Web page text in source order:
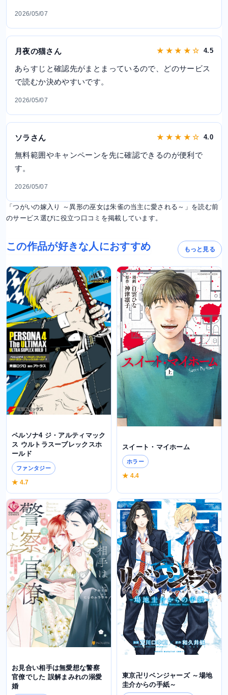
2026/05/07
月夜の猫さん ★ ★ ★ ★ ☆ 4.5
あらすじと確認先がまとまっているので、どのサービス
で読むか決めやすいです。
2026/05/07
ソラさん ★ ★ ★ ★ ☆ 4.0
無料範囲やキャンペーンを先に確認できるのが便利で
す。
2026/05/07
「つがいの嫁入り ～異形の巫女は朱雀の当主に愛される～」を読む前
のサービス選びに役立つ口コミを掲載しています。
この作品が好きな人におすすめ もっと見る
ペルソナ4 ジ・アルティマック
ス ウルトラスープレックスホ
ールド
ファンタジー
★ 4.7
スイート・マイホーム
ホラー
★ 4.4
お見合い相手は無愛想な警察
官僚でした 誤解まみれの溺愛
婚
東京卍リベンジャーズ ～場地
圭介からの手紙～